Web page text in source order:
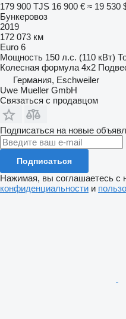
179 900 TJS 16 900 € ≈ 19 530
Бункеровоз
2019
172 073 км
Euro 6
Мощность 150 л.с. (110 кВт)
Колесная формула 4x2
Германия, Eschweiler
Uwe Mueller GmbH
Связаться с продавцом
Подписаться на новые
Подписаться
Нажимая, вы соглашаетесь с
конфиденциальности и